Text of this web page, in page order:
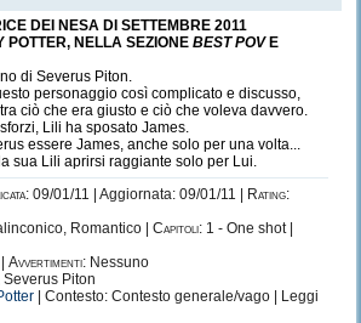
DEI NESA DI SETTEMBRE 2011
POTTER, NELLA SEZIONE BEST POVE
di Severus Piton.
personaggio così complicato e discusso,
ciò che era giusto e ciò che voleva davvero.
Lili ha sposato James.
essere James, anche solo per una volta...
sua Lili aprirsi raggiante solo per Lui.
09/01/11 | Aggiornata: 09/01/11 |
Rating:
Romantico | Capitoli: 1 - One shot |
Avvertimenti: Nessuno
Piton
| Contesto: Contesto generale/vago | Leggi